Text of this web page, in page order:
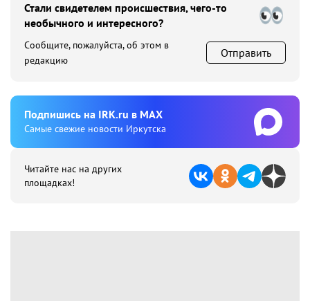
Стали свидетелем происшествия, чего-то
необычного и интересного?
Сообщите, пожалуйста, об этом в
редакцию
Отправить
Подпишиcь на IRK.ru в MAX
Cамые свежие новости Иркутска
Читайте нас на других
площадках!